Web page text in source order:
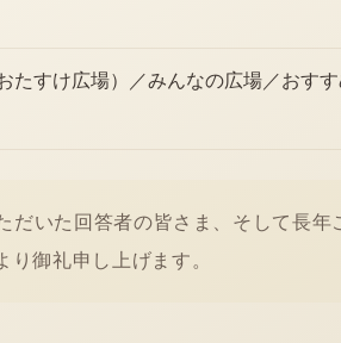
たすけ広場）／みんなの広場／おす
だいた回答者の皆さま、そして長年
御礼申し上げます。